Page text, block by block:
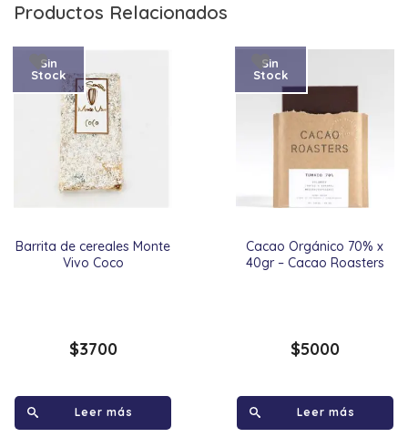
Productos Relacionados
Barrita de cereales Monte
Vivo Coco
Sin
Stock
$3700
Leer más
Cacao Orgánico 70% x
40gr – Cacao Roasters
Sin
Stock
$5000
Leer más